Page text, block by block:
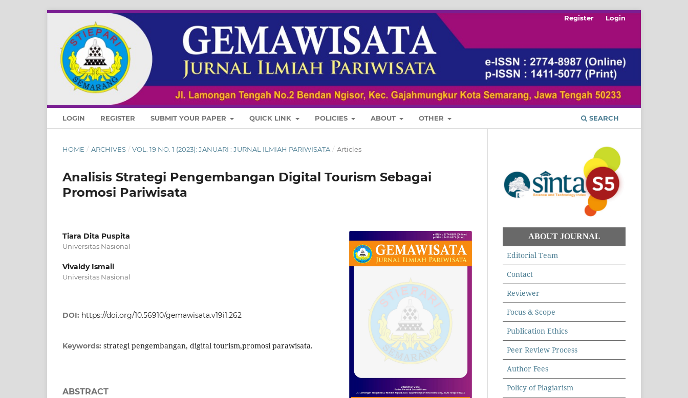
LOGIN REGISTER SUBMIT YOUR PAPER QUICK LINK POLICIES ABOUT OTHER SEARCH
Register Login
HOME / ARCHIVES / VOL. 19 NO. 1 (2023): JANUARI : JURNAL ILMIAH PARIWISATA / Articles
Analisis Strategi Pengembangan Digital Tourism Sebagai
Promosi Pariwisata
Tiara Dita Puspita
Universitas Nasional
Vivaldy Ismail
Universitas Nasional
DOI: https://doi.org/10.56910/gemawisata.v19i1.262
Keywords: strategi pengembangan, digital tourism,promosi parawisata.
ABSTRACT
ABOUT JOURNAL
Editorial Team
Contact
Reviewer
Focus & Scope
Publication Ethics
Peer Review Process
Author Fees
Policy of Plagiarism